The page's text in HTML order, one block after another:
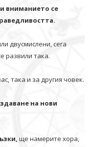
вниманието се
двусмислени, сега
развили така.
така и за другия човек.
на нови
ще намерите хора,